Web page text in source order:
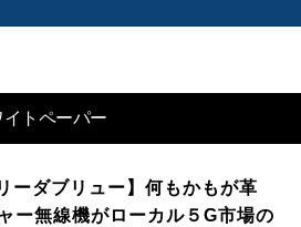
イトペーパー
ーダブリュー】何もかもが革
ー無線機がローカル５G市場の